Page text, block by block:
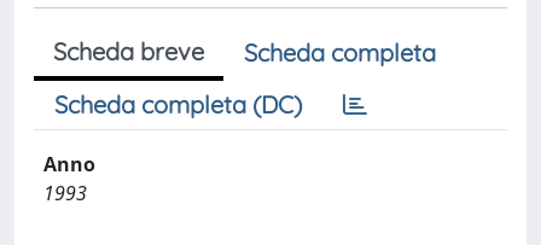
Scheda breve
Scheda completa
Scheda completa (DC)
Anno
1993